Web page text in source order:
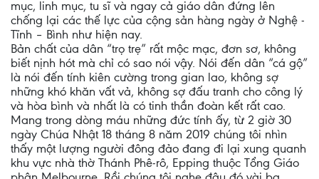
mục, linh mục, tu sĩ và ngay cả giáo dân đứng lên
chống lại các thế lực của cộng sản hàng ngày ở Nghệ -
Tĩnh – Bình như hiện nay.
Bản chất của dân “trọ trẹ” rất mộc mạc, đơn sơ, không
biết nịnh hót mà chỉ có sao nói vậy. Nói đến dân “cá gộ”
là nói đến tính kiên cường trong gian lao, không sợ
những khó khăn vất vả, không sợ đấu tranh cho công lý
và hòa bình và nhất là có tinh thần đoàn kết rất cao.
Mang trong dòng máu những đức tính ấy, từ 2 giờ 30
ngày Chúa Nhật 18 tháng 8 năm 2019 chúng tôi nhìn
thấy một lượng người đông đảo đang đi lại xung quanh
khu vực nhà thờ Thánh Phê-rô, Epping thuộc Tổng Giáo